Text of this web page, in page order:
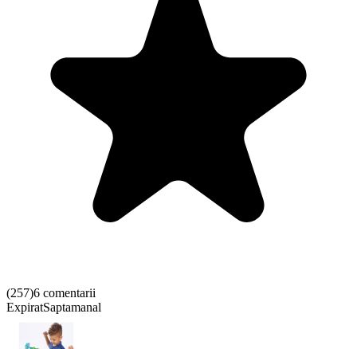
(257)6 comentarii
ExpiratSaptamanal